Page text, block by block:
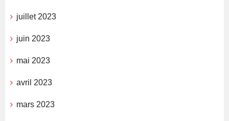
juillet 2023
juin 2023
mai 2023
avril 2023
mars 2023